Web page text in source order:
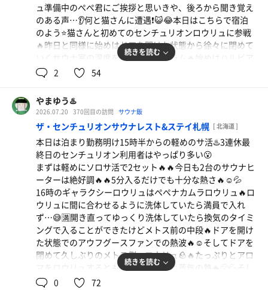
で激熱状態🔥😱💦退出者もちらほら😳余裕をかまして下段
から中段に移動したけど唸る熱さで悶絶🔥😱💦最後はブロ
アーを振り回して1234センチュリオンの掛け声でフィニッ
シュ❗️🔥今日もキングカズ大暴れ🔥👑そして整い椅子でキ
ングカズからのクールファンサービス🈂️🆒☺️✨🪭心地よい
風で昇天☺️✨
シュ🔥😆💦昼サ活は最高☺️☀️♨️
ュ準備中のぺぺ君にご挨拶と思いきや、後ろから聞き覚え
のある声…👂何と猫さんに遭遇❗️😺😂本日はこちらで宿泊
のよう⭐️猫さんと初めてのセンチュリオンロウリュに参戦
🔥昨日と同様に始めはドアを開けた状態から徐々に閉めて
いくサウナ室の温度を楽しむプログラム🔥始めはハルビア
へロウリュ🪨🔥今日もサウナヒーターの調子が良くてロウ
ス側へロウリュすると熱々🪨🔥アウフグースファンで熱々
の蒸気が掻き回されて発汗🔥☺️💦最後はハルビアとメトス
ダブルロウリュ🪨🪨🔥🔥猫さん思わず退出😺💨室内が激熱
になったところでブロアー全開❗️🔥本日もアディショナル
タイム付き🔥⏰残った参加者に個別ブロアー🔥🙌🏻昨日に
引き続きぺぺ君熱々熱波に酔いしれる🔥☺️💦
今日の水風呂は7.3℃と15.9℃❄️☺️今日も極寒❄️
クールダウンに脱衣場の扇風機前でぺぺ君そして猫さんと
ニコーリフレの話に花が咲いて気がつけば30分以上話し込
んでしまった😂
18時はぴょんぴょんロウリュに参戦🔥🐇前半は白樺のアロ
マをロウリュ🪨🔥🌲☺️ロウリュ音だけでも癒される🪨🔥☺️
本日は団扇での熱波🔥柔らかな団扇使いは最高🔥☺️💦給水
タイムを挟んで後半はローズのアロマをロウリュ🪨🔥🌹☺️
団扇使いがどんどん激しくなって熱々🔥🔥汗が止まらない
🔥😆💦最後は参加者全員へ個別熱波🔥全員で1234センチュ
続きを読む
2 54
やまゆう♨️
2026.07.20 370回目の訪問 サウナ飯
ザ・センチュリオンサウナレスト&ステイ札幌 [ 北海道 ]
本日は泊まり勤務明け15時半からの軽めのサ活♨️3連休最
終日のセンチュリオン利用者はやっぱり多い😮
まずは軽めにソロサ活で2セット🔥🔥今日も2台のサウナヒ
ーターは絶好調🔥🔥5分入るだけでも十分な熱さ🔥☺️💦
16時のギャラクシーロウリュはぺぺナカムラロウリュ🔥ロ
ウリュに間に合わせるように洗体していたら満員で入れ
ず…😅🈵開き直ってゆっくり洗体していたら換気のタイミ
ングで入ることができたけどメトス前の中段🔥ドアを開け
た状態でのアウフグースファンでの熱波🔥☺️そしてドアを
閉めて久しぶりのメトス側へロウリュ🪨🔥たっぷりとアロ
マをロウリュするともの凄い蒸発音と蒸気の熱🔥😮💦そし
てアウフグースファンで熱々🔥☺️💦さらににハルビアとメ
続きを読む
0 72